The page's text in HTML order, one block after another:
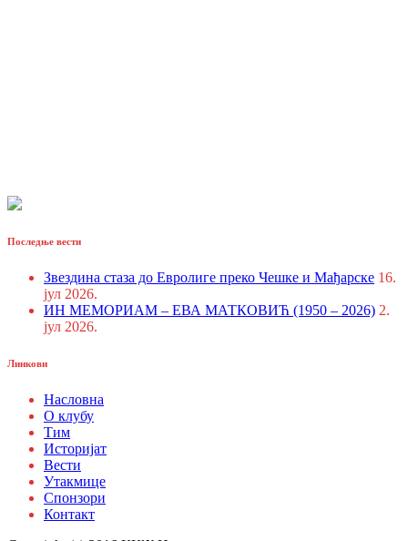
Последње вести
Звездина стаза до Евролиге преко Чешке и Мађарске 16.
јул 2026.
ИН МЕМОРИАМ – ЕВА МАТКОВИЋ (1950 – 2026) 2.
јул 2026.
Линкови
Насловна
О клубу
Тим
Историјат
Вести
Утакмице
Спонзори
Контакт